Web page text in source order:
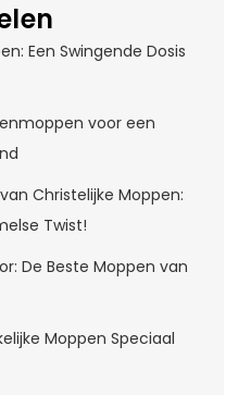
Een Swingende Dosis
voor een
Christelijke Moppen:
Twist!
De Beste Moppen van
Moppen Speciaal